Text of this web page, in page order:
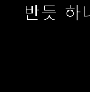
반듯 하